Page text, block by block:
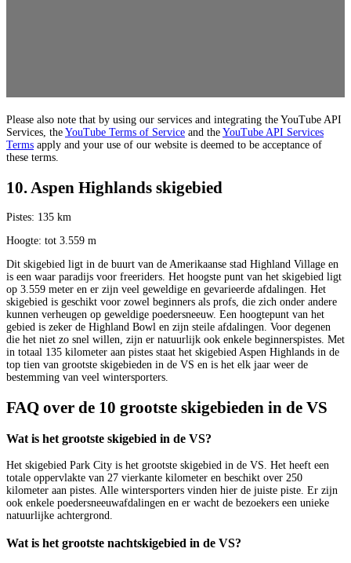
Please also note that by using our services and integrating the YouTube API
Services, the YouTube Terms of Service and the YouTube API Services
Terms apply and your use of our website is deemed to be acceptance of
these terms.
10. Aspen Highlands skigebied
Pistes: 135 km
Hoogte: tot 3.559 m
Dit skigebied ligt in de buurt van de Amerikaanse stad Highland Village en
is een waar paradijs voor freeriders. Het hoogste punt van het skigebied ligt
op 3.559 meter en er zijn veel geweldige en gevarieerde afdalingen. Het
skigebied is geschikt voor zowel beginners als profs, die zich onder andere
kunnen verheugen op geweldige poedersneeuw. Een hoogtepunt van het
gebied is zeker de Highland Bowl en zijn steile afdalingen. Voor degenen
die het niet zo snel willen, zijn er natuurlijk ook enkele beginnerspistes. Met
in totaal 135 kilometer aan pistes staat het skigebied Aspen Highlands in de
top tien van grootste skigebieden in de VS en is het elk jaar weer de
bestemming van veel wintersporters.
FAQ over de 10 grootste skigebieden in de VS
Wat is het grootste skigebied in de VS?
Het skigebied Park City is het grootste skigebied in de VS. Het heeft een
totale oppervlakte van 27 vierkante kilometer en beschikt over 250
kilometer aan pistes. Alle wintersporters vinden hier de juiste piste. Er zijn
ook enkele poedersneeuwafdalingen en er wacht de bezoekers een unieke
natuurlijke achtergrond.
Wat is het grootste nachtskigebied in de VS?